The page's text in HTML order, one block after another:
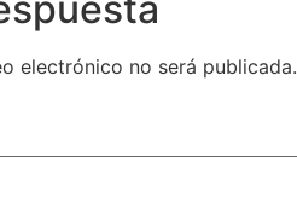
electrónico no será publicada.